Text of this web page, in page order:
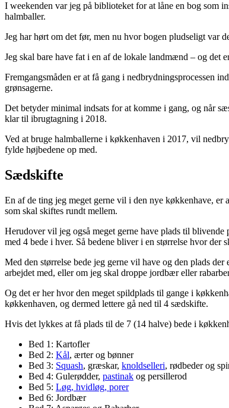
I weekenden var jeg på biblioteket for at låne en bog som
halmballer.
Jeg har hørt om det før, men nu hvor bogen pludseligt var
Jeg skal bare have fat i en af de lokale landmænd – og det
Fremgangsmåden er at få gang i nedbrydningsprocessen
grønsagerne.
Det betyder minimal indsats for at komme i gang, og når
klar til ibrugtagning i 2018.
Ved at bruge halmballerne i køkkenhaven i 2017, vil
fylde højbedene op med.
Sædskifte
En af de ting jeg meget gerne vil i den nye køkkenhave, er
som skal skiftes rundt mellem.
Herudover vil jeg også meget gerne have plads til blivende
med 4 bede i hver. Så bedene bliver i en størrelse hvor
Med den størrelse bede jeg gerne vil have og den plads
arbejdet med, eller om jeg skal droppe jordbær eller
Og det er her hvor den meget spildplads til gange i
køkkenhaven, og dermed lettere gå ned til 4 sædskifte.
Hvis det lykkes at få plads til de 7 (14 halve) bede i
Bed 1: Kartofler
Bed 2: Kål, ærter og bønner
Bed 3: Squash, græskar, knoldselleri, rødbeder og
Bed 4: Gulerødder, pastinak og persillerod
Bed 5: Løg, hvidløg, porer
Bed 6: Jordbær